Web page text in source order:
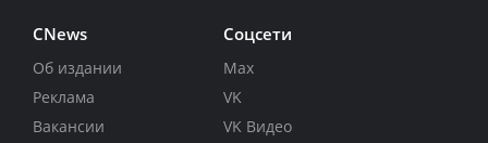
CNews
Об издании
Реклама
Вакансии
Соцсети
Max
VK
VK Видео